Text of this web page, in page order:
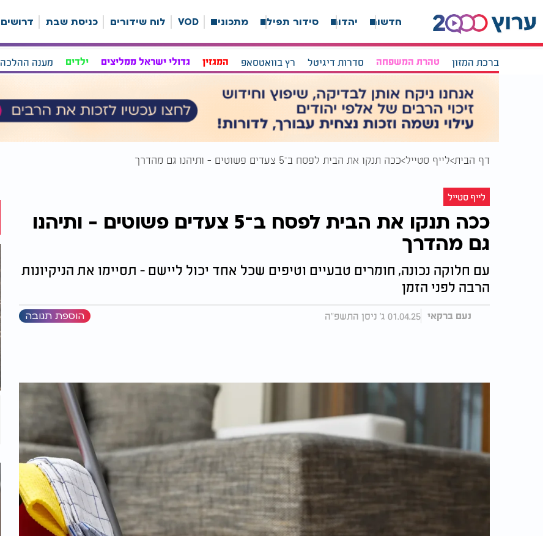
חדשות יהדות סידור תפילה מתכונים VOD לוח שידורים כניסת שבת דרושים
ברכת המזון טהרת המשפחה סדרות דיגיטל רץ בוואטסאפ המגזין גדולי ישראל ממליצים ילדים מענה ההלכה
דף הבית לייף סטייל ככה תנקו את הבית לפסח ב־5 צעדים פשוטים - ותיהנו גם מהדרך
לייף סטייל
ככה תנקו את הבית לפסח ב־5 צעדים פשוטים - ותיהנו
גם מהדרך
עם חלוקה נכונה, חומרים טבעיים וטיפים שכל אחד יכול ליישם - תסיימו את הניקיונות
הרבה לפני הזמן
נעם ברקאי 01.04.25 ג' ניסן התשפ"ה הוספת תגובה